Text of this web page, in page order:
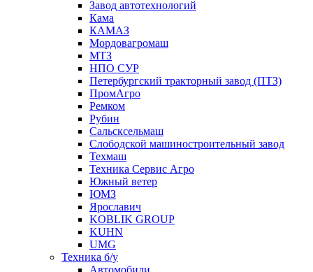
Завод автотехнологий
Кама
КАМАЗ
Мордовагромаш
МТЗ
НПО СУР
Петербургский тракторный завод (ПТЗ)
ПромАгро
Ремком
Рубин
Сальскcельмаш
Слободской машиностроительный завод
Техмаш
Техника Сервис Агро
Южный ветер
ЮМЗ
Ярославич
KOBLIK GROUP
KUHN
UMG
Техника б/у
Автомобили